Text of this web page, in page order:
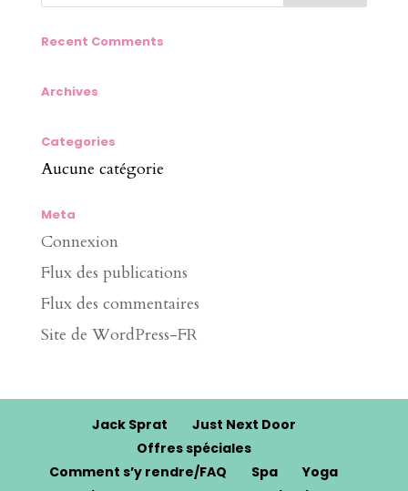
Recent Comments
Archives
Categories
Aucune catégorie
Meta
Connexion
Flux des publications
Flux des commentaires
Site de WordPress-FR
Jack Sprat
Just Next Door
Offres spéciales
Comment s’y rendre/FAQ
Spa
Yoga